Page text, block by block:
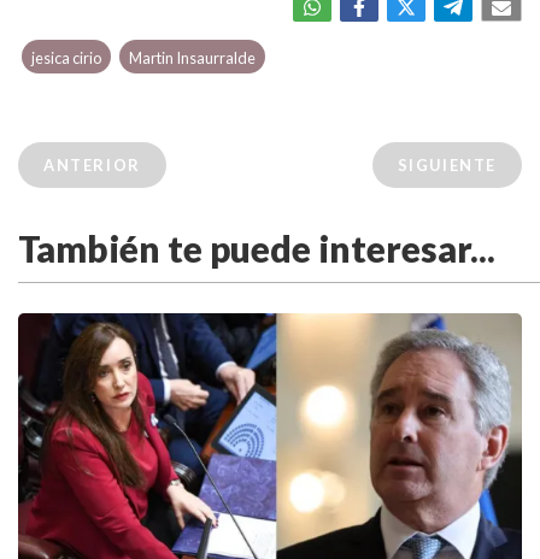
jesica cirio Martin Insaurralde
ANTERIOR SIGUIENTE
También te puede interesar...